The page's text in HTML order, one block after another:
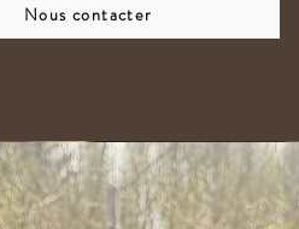
Nous contacter